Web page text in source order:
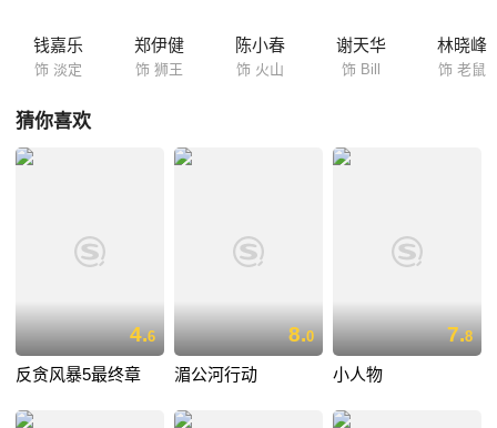
钱嘉乐
饰 淡定
郑伊健
饰 狮王
陈小春
饰 火山
谢天华
饰 Bill
林晓峰
饰 老鼠
猜你喜欢
4.6
反贪风暴5最终章
8.0
湄公河行动
7.8
小人物